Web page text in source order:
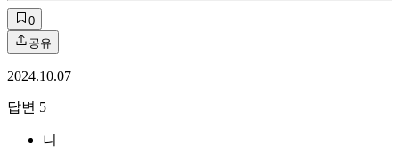
0
공유
2024.10.07
답변 5
니